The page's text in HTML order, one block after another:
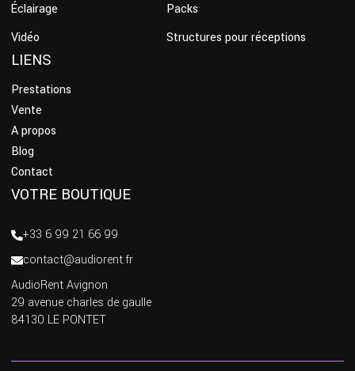
Éclairage
Packs
Vidéo
Structures pour réceptions
LIENS
Prestations
Vente
A propos
Blog
Contact
VOTRE BOUTIQUE
+33 6 99 21 66 99
contact@audiorent.fr
AudioRent Avignon
29 avenue charles de gaulle
84130 LE PONTET